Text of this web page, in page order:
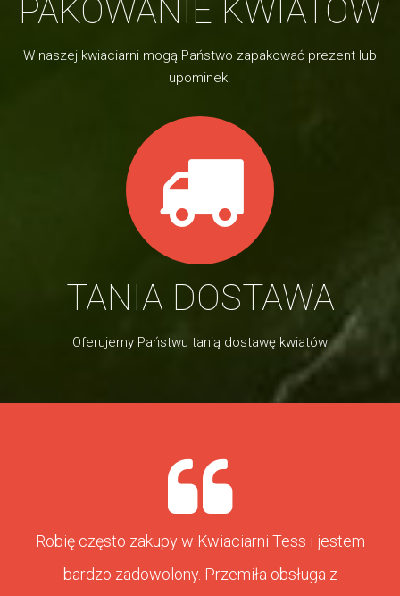
PAKOWANIE KWIATÓW
W naszej kwiaciarni mogą Państwo zapakować prezent lub
upominek.
TANIA DOSTAWA
Oferujemy Państwu tanią dostawę kwiatów
Robię często zakupy w Kwiaciarni Tess i jestem
bardzo zadowolony. Przemiła obsługa z